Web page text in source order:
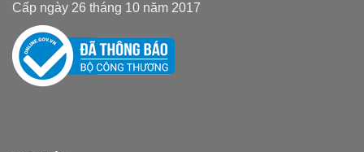
Cấp ngày 26 tháng 10 năm 2017